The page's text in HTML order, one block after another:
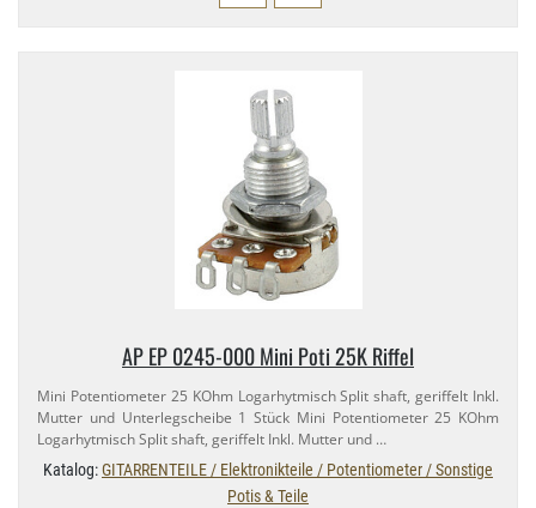
AP EP 0245-​000 Mini Poti 25K Riffel
Mini Potentiometer 25 KOhm Logarhytmisch Split shaft, geriffelt Inkl.
Mutter und Unterlegscheibe 1 Stück Mini Potentiometer 25 KOhm
Logarhytmisch Split shaft, geriffelt Inkl. Mutter und …
Katalog:GITARRENTEILE / Elektronikteile / Potentiometer / Sonstige
Potis & Teile